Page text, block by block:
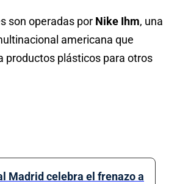
son operadas por Nike Ihm, una
americana que
productos plásticos para otros
Madrid celebra el frenazo a